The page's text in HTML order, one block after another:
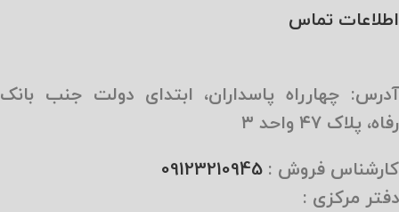
اطلاعات تماس
آدرس: چهارراه پاسداران، ابتدای دولت جنب بانک
رفاه، پلاک ۴۷ واحد ۳
کارشناس فروش : 09123210945
دفتر مرکزی :